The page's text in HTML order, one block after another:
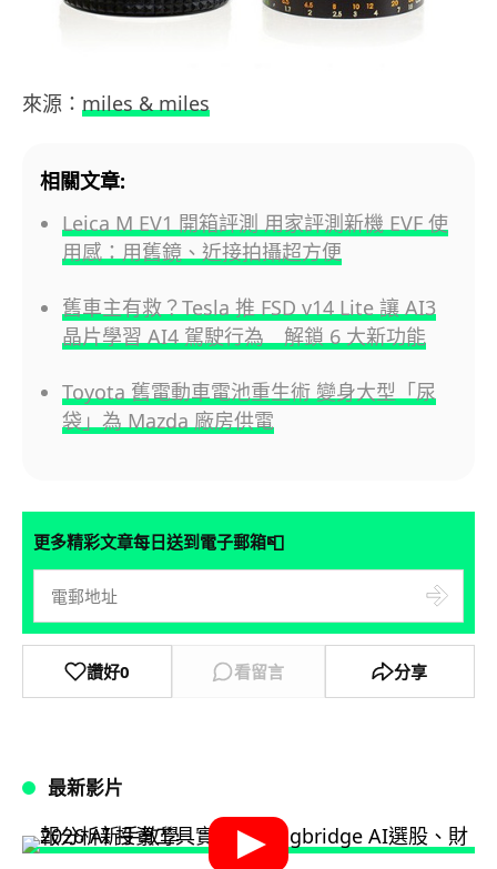
來源： miles & miles
相關文章:
Leica M EV1 開箱評測 用家評測新機 EVF 使
用感：用舊鏡、近接拍攝超方便
舊車主有救？Tesla 推 FSD v14 Lite 讓 AI3
晶片學習 AI4 駕駛行為 解鎖 6 大新功能
Toyota 舊電動車電池重生術 變身大型「尿
袋」為 Mazda 廠房供電
更多精彩文章每日送到電子郵箱📮
讚好0 看留言 分享
最新影片